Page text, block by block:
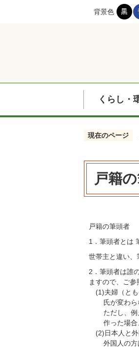
背景色
くらし・
現在のページ
戸籍
戸籍の筆頭者
1．筆頭者とは
世帯主と違い、
2．筆頭者は誰
ますので、ご参
(1)夫婦（とも
氏が変わらな
ただし、例え
作った場合、
(2)日本人と外
外国人の方は